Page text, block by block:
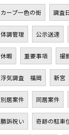
カープ一色の街 調査
体調管理 公示送達
休暇 重要事項 撮
浮気調査 福岡 新宮
別居案件 同居案件
勝訴祝い 奇跡の駐車